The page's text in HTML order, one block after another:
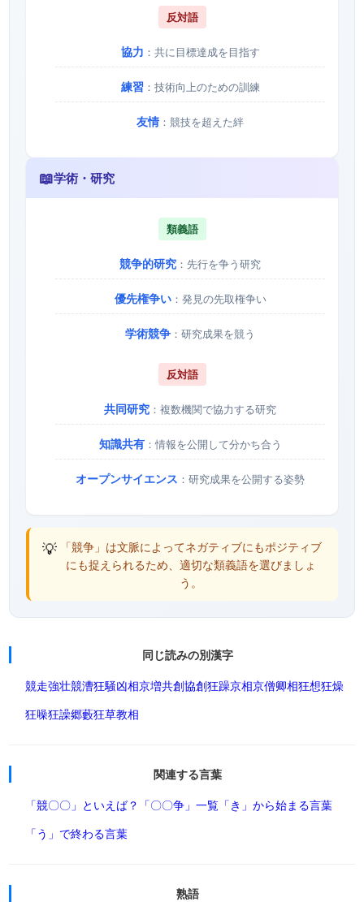
反対語
協力 ：共に目標達成を目指す
練習：技術向上のための訓練
友情：競技を超えた絆
📖学術・研究
類義語
競争的研究 ：先行を争う研究
優先権争い：発見の先取権争い
学術競争 ：研究成果を競う
反対語
共同研究 ：複数機関で協力する研究
知識共有：情報を公開して分かち合う
オープンサイエンス ：研究成果を公開する姿勢
💡 「競争」は文脈によってネガティブにもポジティブ
にも捉えられるため、適切な類義語を選びましょ
う。
同じ読みの別漢字
競走強壮競漕狂騒凶相京増共創協創狂躁京相京僧卿相狂想狂燥
狂噪狂譟郷藪狂草教相
関連する言葉
「競〇〇」といえば？ 「〇〇争」一覧 「き」から始まる言葉
「う」で終わる言葉
熟語